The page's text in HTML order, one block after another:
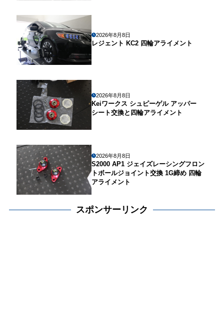
2026年8月8日
レジェント KC2 四輪アライメント
2026年8月8日
Keiワークス シュピーゲル アッパー
シート交換と四輪アライメント
2026年8月8日
S2000 AP1 ジェイズレーシングフロン
トボールジョイント交換 1G締め 四輪
アライメント
スポンサーリンク